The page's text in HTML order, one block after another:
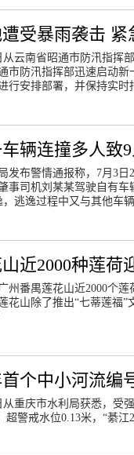
受暴雨袭击 紧
云南省昭通市防汛指挥
市防汛指挥部迅速启动
行安排部署，并保持实时
辆连撞多人致
发布警情通报称，7月3
事司机刘某某驾驶自有
逃逸过程中又与其他车
近2000种莲荷
州番禺莲花山近2000个莲
花山除了推出“七蒂莲福
个中小河流编
重庆市水利局获悉，受
超警戒水位0.13米，“綦江